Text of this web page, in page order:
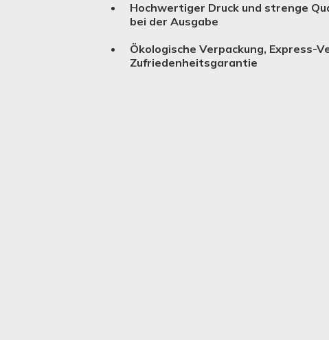
Hochwertiger Druck und strenge
bei der Ausgabe
Ökologische Verpackung, Express-
Zufriedenheitsgarantie